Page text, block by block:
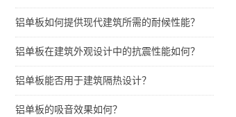
铝单板如何提供现代建筑所需的耐候性能？
铝单板在建筑外观设计中的抗震性能如何？
铝单板能否用于建筑隔热设计？
铝单板的吸音效果如何？